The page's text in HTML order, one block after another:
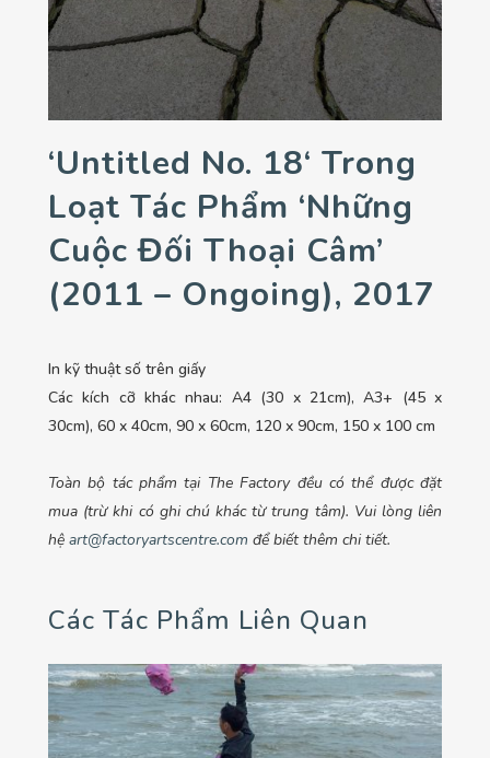
‘Untitled No. 18‘ Trong
Loạt Tác Phẩm ‘Những
Cuộc Đối Thoại Câm’
(2011 – Ongoing), 2017
In kỹ thuật số trên giấy
Các kích cỡ khác nhau: A4 (30 x 21cm), A3+ (45 x
30cm), 60 x 40cm, 90 x 60cm, 120 x 90cm, 150 x 100 cm
Toàn bộ tác phẩm tại The Factory đều có thể được đặt
mua (trừ khi có ghi chú khác từ trung tâm). Vui lòng liên
hệ art@factoryartscentre.com để biết thêm chi tiết.
Các Tác Phẩm Liên Quan